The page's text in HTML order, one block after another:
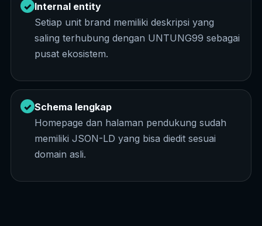
✓ Internal entity
Setiap unit brand memiliki deskripsi yang
saling terhubung dengan UNTUNG99 sebagai
pusat ekosistem.
✓ Schema lengkap
Homepage dan halaman pendukung sudah
memiliki JSON-LD yang bisa diedit sesuai
domain asli.